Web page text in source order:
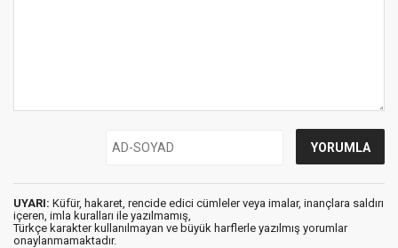
UYARI: Küfür, hakaret, rencide edici cümleler veya imalar, inançlara saldırı
içeren, imla kuralları ile yazılmamış,
Türkçe karakter kullanılmayan ve büyük harflerle yazılmış yorumlar
onaylanmamaktadır.